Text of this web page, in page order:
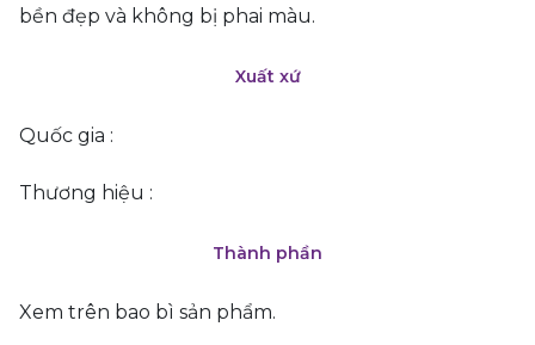
bền đẹp và không bị phai màu.
Xuất xứ
Quốc gia :
Thương hiệu :
Thành phần
Xem trên bao bì sản phẩm.